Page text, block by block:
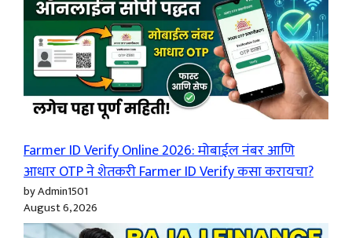
Farmer ID Verify Online 2026: मोबाईल नंबर आणि
आधार OTP ने शेतकरी Farmer ID Verify कसा करायचा?
by Admin1501
August 6, 2026